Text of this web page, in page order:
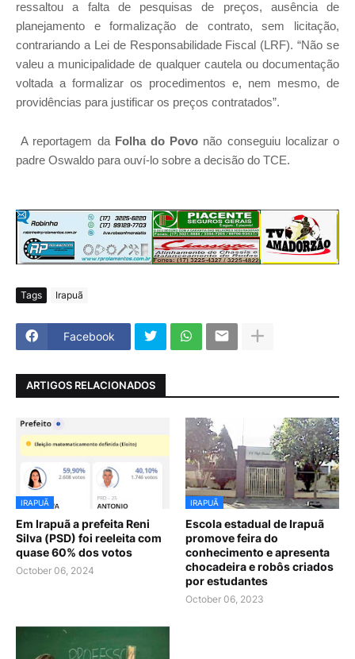
ressaltou a falta de pesquisas de preços, ausência de
planejamento e formalização de contrato, sem licitação,
contrariando a Lei de Responsabilidade Fiscal (LRF). “Não se
valeu a municipalidade de qualquer cautela ou documentação
voltada a formalizar os procedimentos e, nem mesmo, de
providências para justificar os preços contratados”.
A reportagem da Folha do Povo não conseguiu localizar o
padre Oswaldo para ouví-lo sobre a decisão do TCE.
Tags Irapuã
Facebook
ARTIGOS RELACIONADOS
IRAPUÃ
Em Irapuã a prefeita Reni
Silva (PSD) foi reeleita com
quase 60% dos votos
October 06, 2024
IRAPUÃ
Escola estadual de Irapuã
promove feira do
conhecimento e apresenta
chocadeira e robôs criados
por estudantes
October 06, 2023